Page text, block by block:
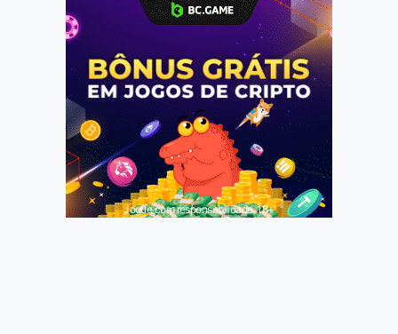
Jogue com responsabilidade. 18+